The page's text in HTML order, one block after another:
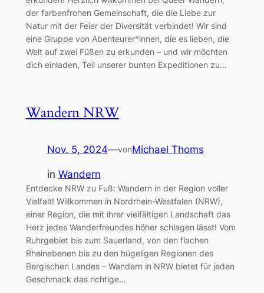
der farbenfrohen Gemeinschaft, die die Liebe zur
Natur mit der Feier der Diversität verbindet! Wir sind
eine Gruppe von Abenteurer*innen, die es lieben, die
Welt auf zwei Füßen zu erkunden – und wir möchten
dich einladen, Teil unserer bunten Expeditionen zu…
Wandern NRW
Nov. 5, 2024—vonMichael Thoms
in Wandern
Entdecke NRW zu Fuß: Wandern in der Region voller
Vielfalt! Willkommen in Nordrhein-Westfalen (NRW),
einer Region, die mit ihrer vielfältigen Landschaft das
Herz jedes Wanderfreundes höher schlagen lässt! Vom
Ruhrgebiet bis zum Sauerland, von den flachen
Rheinebenen bis zu den hügeligen Regionen des
Bergischen Landes – Wandern in NRW bietet für jeden
Geschmack das richtige…